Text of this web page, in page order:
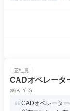
正社員
CADオペレータ
㈱ＫＹＳ
CADオペレータ